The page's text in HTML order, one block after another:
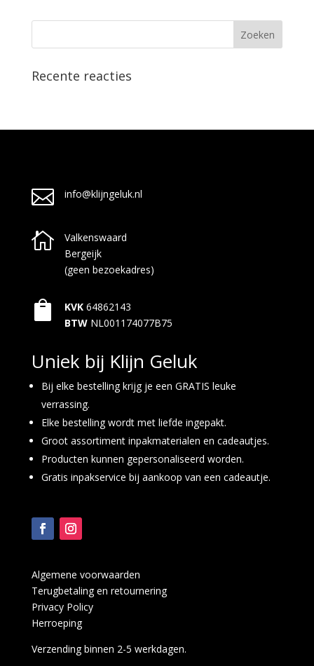
Recente reacties
 info@klijngeluk.nl

Valkenswaard
Bergeijk
(geen bezoekadres)
 KVK 64862143
BTW NL001174077B75
Uniek bij Klijn Geluk
Bij elke bestelling krijg je een GRATIS leuke
verrassing.
Elke bestelling wordt met liefde ingepakt.
Groot assortiment inpakmaterialen en cadeautjes.
Producten kunnen gepersonaliseerd worden.
Gratis inpakservice bij aankoop van een cadeautje.
Algemene voorwaarden
Terugbetaling en retournering
Privacy Policy
Herroeping
Verzending binnen 2-5 werkdagen.